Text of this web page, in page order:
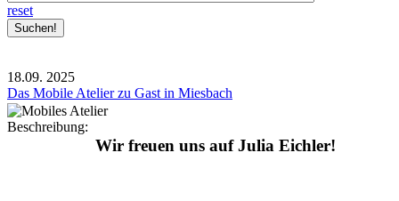
reset
18.09. 2025
Das Mobile Atelier zu Gast in Miesbach
Beschreibung:
Wir freuen uns auf Julia Eichler!